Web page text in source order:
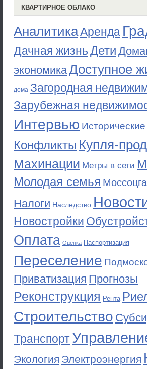
КВАРТИРНОЕ ОБЛАКО
АналитикаАренда
Дачная жизньДети
экономикаДоступное
дома Загородная
Зарубежная
Интервью Исторические
Конфликты Купля-
Махинации Метры в сети
Молодая семья
Налоги Наследство
Новостройки
Оплата Оценка Паспортизация
Переселение
Приватизация Прогнозы
Реконструкция Рента
Строительство
Транспорт
Экология Электроэнергия